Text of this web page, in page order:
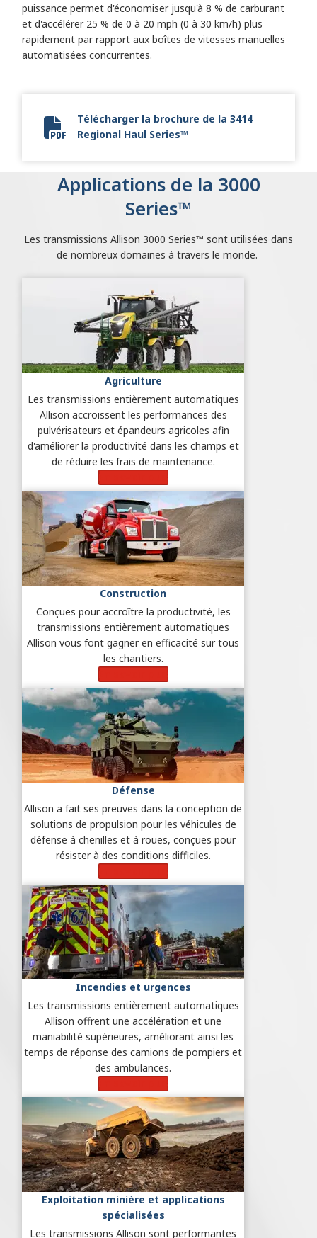
puissance permet d'économiser jusqu'à 8 % de carburant
et d'accélérer 25 % de 0 à 20 mph (0 à 30 km/h) plus
rapidement par rapport aux boîtes de vitesses manuelles
automatisées concurrentes.
Allison 3414 Regional Haul Series.pdf
Télécharger la brochure de la 3414
Regional Haul Series™
Applications de la 3000
Series™
Les transmissions Allison 3000 Series™ sont utilisées dans
de nombreux domaines à travers le monde.
Agriculture
Les transmissions entièrement automatiques
Allison accroissent les performances des
pulvérisateurs et épandeurs agricoles afin
d'améliorer la productivité dans les champs et
de réduire les frais de maintenance.
Construction
Conçues pour accroître la productivité, les
transmissions entièrement automatiques
Allison vous font gagner en efficacité sur tous
les chantiers.
Défense
Allison a fait ses preuves dans la conception de
solutions de propulsion pour les véhicules de
défense à chenilles et à roues, conçues pour
résister à des conditions difficiles.
Incendies et urgences
Les transmissions entièrement automatiques
Allison offrent une accélération et une
maniabilité supérieures, améliorant ainsi les
temps de réponse des camions de pompiers et
des ambulances.
Exploitation minière et applications
spécialisées
Les transmissions Allison sont performantes